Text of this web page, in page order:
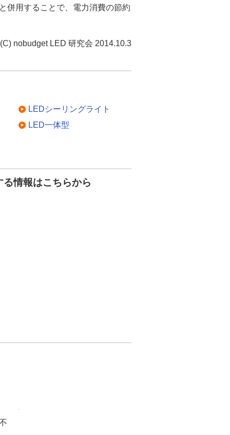
併用することで、電力消費の節約
(C) nobudget LED 研究会 2014.10.3
LEDシーリングライト
LED一体型
情報はこちらから